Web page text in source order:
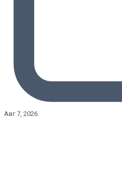
Авг 7, 2026